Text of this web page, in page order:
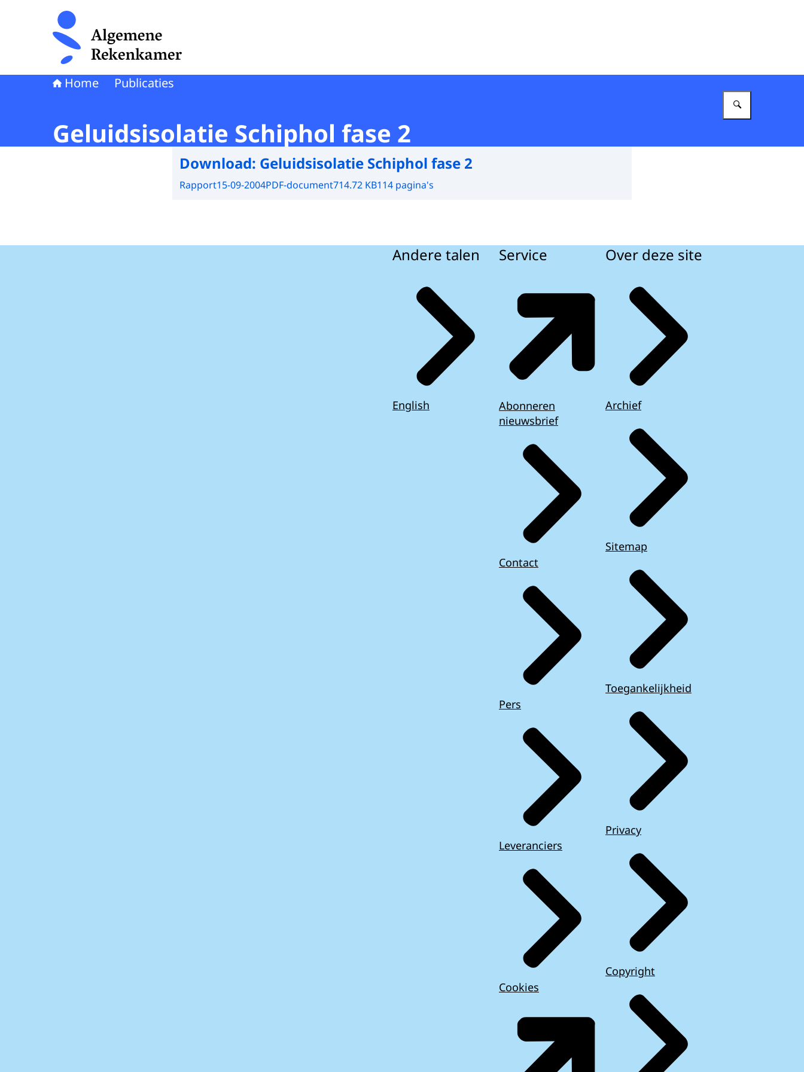
Naar de homepage van Algemene Rekenkamer
Home Publicaties
Geluidsisolatie Schiphol fase 2
Download: Geluidsisolatie Schiphol fase 2
Rapport15-09-2004PDF-document714.72 KB114 pagina's
Andere talen
English
Service
Abonneren
nieuwsbrief
Contact
Pers
Leveranciers
Cookies
Over deze site
Archief
Sitemap
Toegankelijkheid
Privacy
Copyright